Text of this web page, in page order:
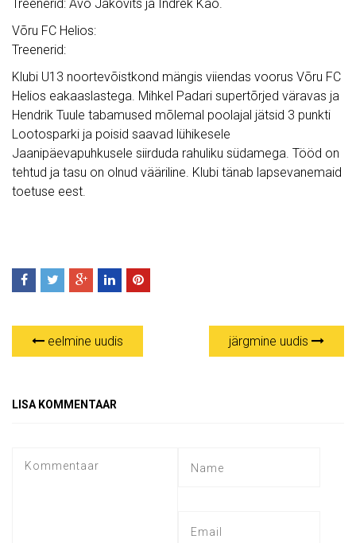
Treenerid: Avo Jakovits ja Indrek Käo.
Võru FC Helios:
Treenerid:
Klubi U13 noortevõistkond mängis viiendas voorus Võru FC
Helios eakaaslastega. Mihkel Padari supertõrjed väravas ja
Hendrik Tuule tabamused mõlemal poolajal jätsid 3 punkti
Lootosparki ja poisid saavad lühikesele
Jaanipäevapuhkusele siirduda rahuliku südamega. Tööd on
tehtud ja tasu on olnud vääriline. Klubi tänab lapsevanemaid
toetuse eest.
eelmine uudis järgmine uudis
LISA KOMMENTAAR